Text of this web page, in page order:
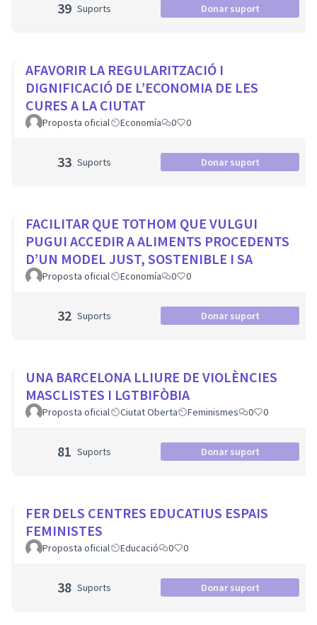
39 Suports Donar suport
AFAVORIR LA REGULARITZACIÓ I
DIGNIFICACIÓ DE L’ECONOMIA DE LES
CURES A LA CIUTAT
Proposta oficial Economía 0 0
33 Suports Donar suport
FACILITAR QUE TOTHOM QUE VULGUI
PUGUI ACCEDIR A ALIMENTS PROCEDENTS
D’UN MODEL JUST, SOSTENIBLE I SA
Proposta oficial Economía 0 0
32 Suports Donar suport
UNA BARCELONA LLIURE DE VIOLÈNCIES
MASCLISTES I LGTBIFÒBIA
Proposta oficial Ciutat Oberta Feminismes 0 0
81 Suports Donar suport
FER DELS CENTRES EDUCATIUS ESPAIS
FEMINISTES
Proposta oficial Educació 0 0
38 Suports Donar suport